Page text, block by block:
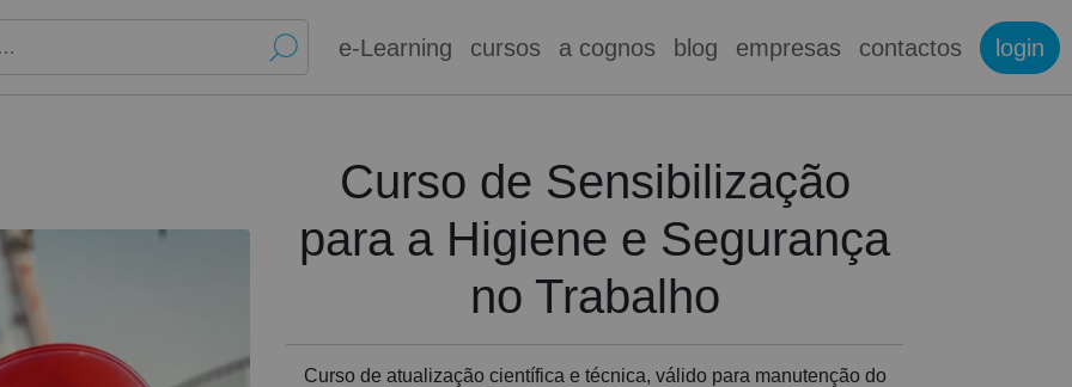
e-Learning cursos a cognos blog empresas contactos login
Curso de Sensibilização
para a Higiene e Segurança
no Trabalho
Curso de atualização científica e técnica, válido para manutenção do